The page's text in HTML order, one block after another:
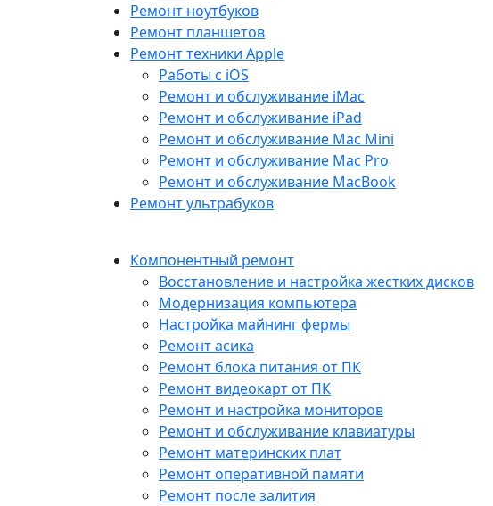
Ремонт ноутбуков
Ремонт планшетов
Ремонт техники Apple
Работы с iOS
Ремонт и обслуживание iMac
Ремонт и обслуживание iPad
Ремонт и обслуживание Mac Mini
Ремонт и обслуживание Mac Pro
Ремонт и обслуживание MacBook
Ремонт ультрабуков
Компонентный ремонт
Восстановление и настройка жестких дисков
Модернизация компьютера
Настройка майнинг фермы
Ремонт асика
Ремонт блока питания от ПК
Ремонт видеокарт от ПК
Ремонт и настройка мониторов
Ремонт и обслуживание клавиатуры
Ремонт материнских плат
Ремонт оперативной памяти
Ремонт после залития